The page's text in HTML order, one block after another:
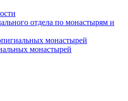
отдела по монастырям и
монастырей
монастырей